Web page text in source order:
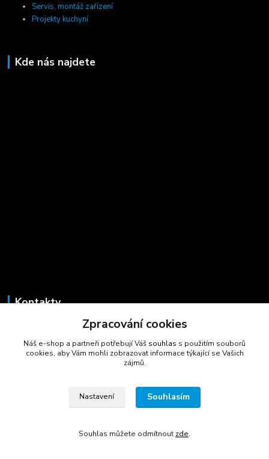
Servis, montáž zařízení
Projekty kuchyní
Kde nás najdete
Kontakty
+420 723 725 881
(Po-Pá, 8-16 hod.)
Zpracování cookies
Náš e-shop a partneři potřebují Váš souhlas s použitím souborů
cookies, aby Vám mohli zobrazovat informace týkající se Vašich
zájmů.
Nastavení Souhlasím
Souhlas můžete odmítnout zde.